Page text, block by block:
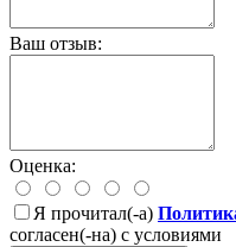
Ваш отзыв:
Оценка:
Я прочитал(-а)
согласен(-на) с условиями